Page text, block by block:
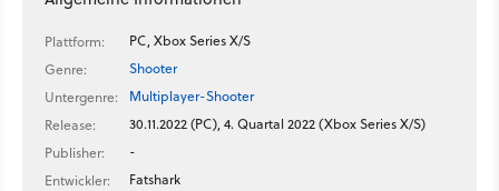
Plattform:
PC, Xbox Series X/S
Genre:
Shooter
Untergenre:
Multiplayer-Shooter
Release:
30.11.2022 (PC), 4. Quartal 2022 (Xbox Series X/S)
Publisher:
-
Entwickler:
Fatshark